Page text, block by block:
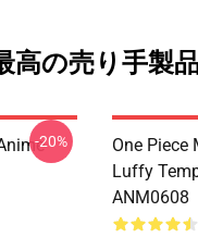
高の売り手製
-20%
One Piece
Luffy
ANM0608